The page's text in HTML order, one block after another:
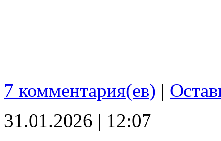
7 комментария(ев) |
31.01.2026 | 12:07